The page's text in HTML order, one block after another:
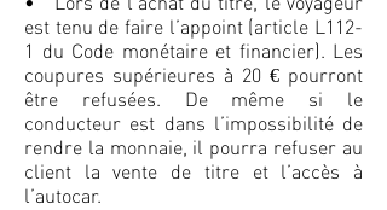
est tenu de faire l’appoint (article L112-
1 du Code monétaire et financier). Les
coupures supérieures à 20 € pourront
être refusées. De même si le
conducteur est dans l’impossibilité de
rendre la monnaie, il pourra refuser au
client la vente de titre et l’accès à
l’autocar.